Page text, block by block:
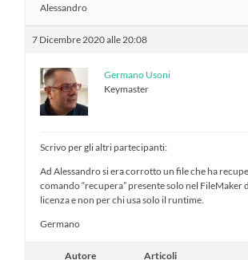
Alessandro
7 Dicembre 2020 alle 20:08
Germano Usoni
Keymaster
Scrivo per gli altri partecipanti:
Ad Alessandro si era corrotto un file che ha
comando “recupera” presente solo nel FileMaker
licenza e non per chi usa solo il runtime.
Germano
Autore Articoli